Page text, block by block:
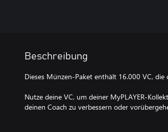
Beschreibung
Dieses Münzen-Paket enthält 16.000 VC,
Nutze deine VC, um deiner MyPLAYER-
deinen Coach zu verbessern oder